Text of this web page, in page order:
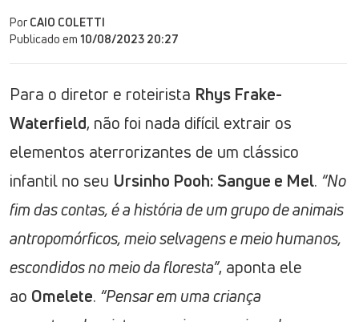
Por CAIO COLETTI
Publicado em 10/08/2023 20:27
Para o diretor e roteirista Rhys Frake-
Waterfield, não foi nada difícil extrair os
elementos aterrorizantes de um clássico
infantil no seu Ursinho Pooh: Sangue e Mel. “No
fim das contas, é a história de um grupo de animais
antropomórficos, meio selvagens e meio humanos,
escondidos no meio da floresta”, aponta ele
ao Omelete. “Pensar em uma criança